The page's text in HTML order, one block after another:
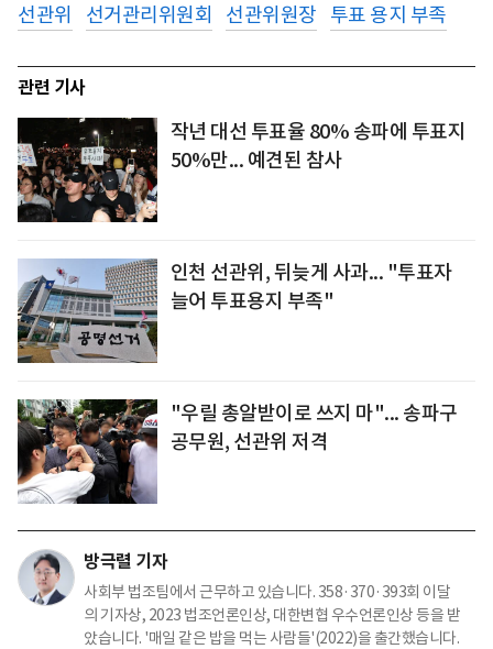
선관위 선거관리위원회 선관위원장 투표 용지 부족
관련 기사
작년 대선 투표율 80% 송파에 투표지
50%만... 예견된 참사
인천 선관위, 뒤늦게 사과... "투표자
늘어 투표용지 부족"
"우릴 총알받이로 쓰지 마"... 송파구
공무원, 선관위 저격
방극렬 기자
사회부 법조팀에서 근무하고 있습니다. 358·370·393회 이달
의 기자상, 2023 법조언론인상, 대한변협 우수언론인상 등을 받
았습니다. '매일 같은 밥을 먹는 사람들'(2022)을 출간했습니다.